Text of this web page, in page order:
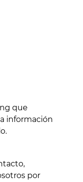
que
información
por